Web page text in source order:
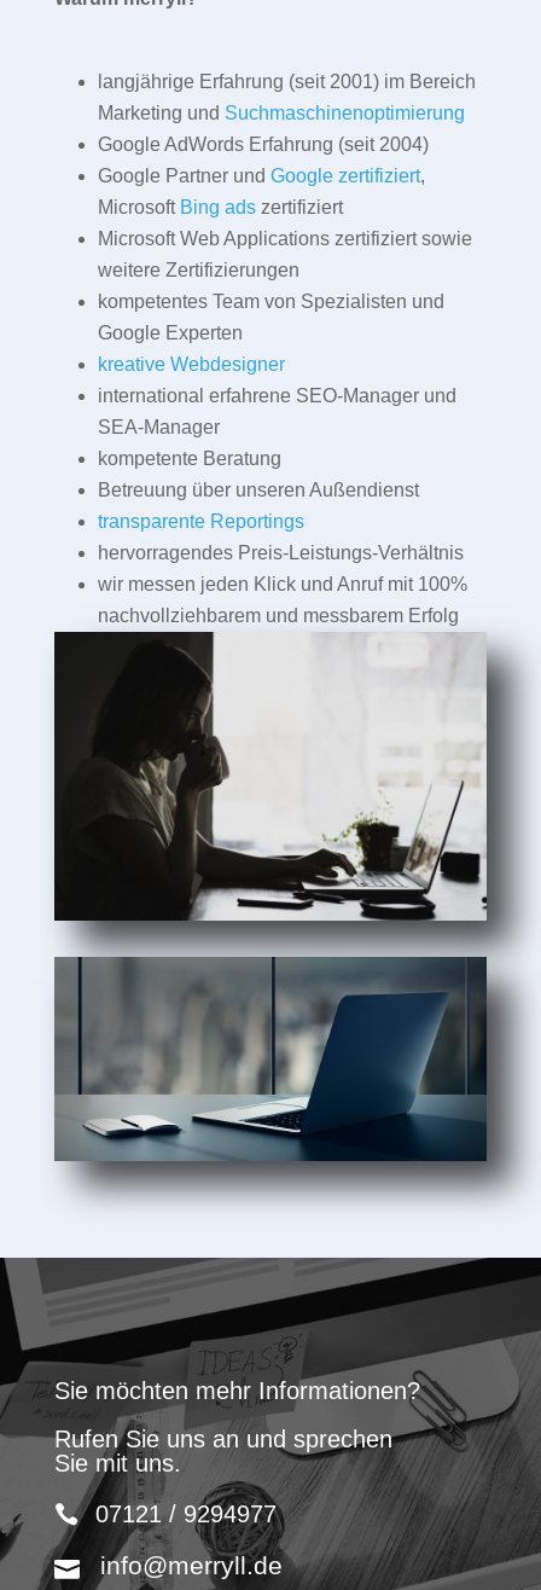
langjährige Erfahrung (seit 2001) im Bereich
Marketing und Suchmaschinenoptimierung
Google AdWords Erfahrung (seit 2004)
Google Partner und Google zertifiziert,
Microsoft Bing adszertifiziert
Microsoft Web Applications zertifiziert sowie
weitere Zertifizierungen
kompetentes Team von Spezialisten und
Google Experten
kreative Webdesigner
international erfahrene SEO-Manager und
SEA-Manager
kompetente Beratung
Betreuung über unseren Außendienst
transparente Reportings
hervorragendes Preis-Leistungs-Verhältnis
wir messen jeden Klick und Anruf mit 100%
nachvollziehbarem und messbarem Erfolg
Sie möchten mehr Informationen?
Rufen Sie uns an und sprechen
Sie mit uns.
07121 / 9294977
info@merryll.de